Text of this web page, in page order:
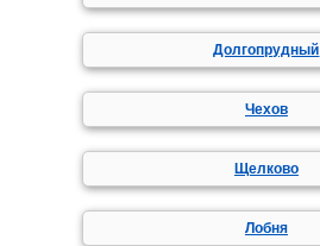
Долгопрудный
Чехов
Щелково
Лобня